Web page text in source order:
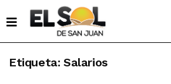
Etiqueta: Salarios